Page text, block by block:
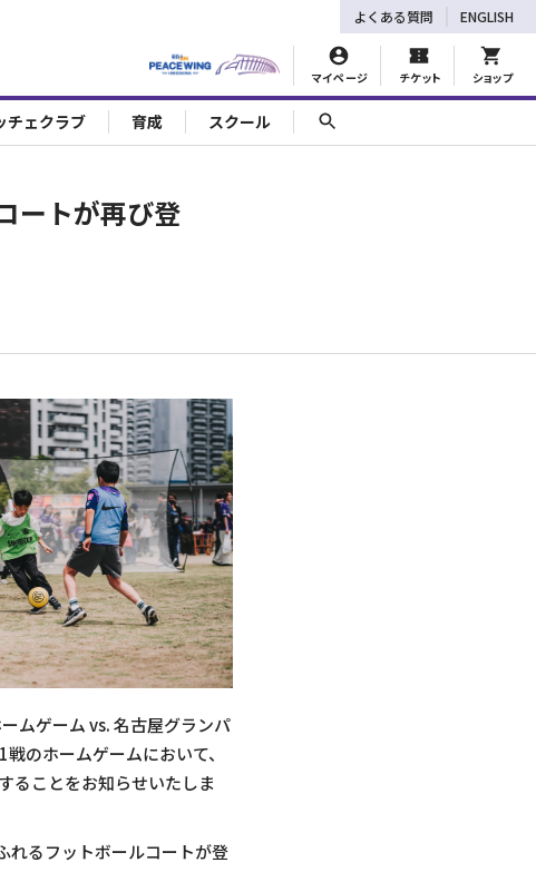
マイページ チケット ショップ
よくある質問 ENGLISH
チェクラブ 育成 スクール
ートが再び登
ムゲーム vs. 名古屋グランパ
のホームゲームにおいて、
ることをお知らせいたしま
れるフットボールコートが登